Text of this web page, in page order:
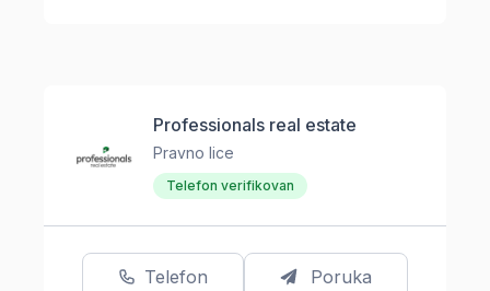
Professionals real estate
Pravno lice
Telefon verifikovan
Telefon Poruka